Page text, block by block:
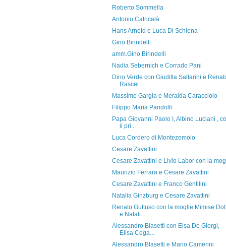
Roberto Sommella
Antonio Catricalà
Hans Arnold e Luca Di Schiena
Gino Birindelli
amm.Gino Birindelli
Nadia Sebernich e Corrado Pani
Dino Verde con Giuditta Saltarini e
Rascel
Massimo Gargia e Meralda Caracciolo
Filippo Maria Pandolfi
Papa Giovanni Paolo I, Albino Luciani ,
il pri...
Luca Cordero di Montezemolo
Cesare Zavattini
Cesare Zavattini e Livio Labor con la
Maurizio Ferrara e Cesare Zavattini
Cesare Zavattini e Franco Gentilini
Natalia Ginzburg e Cesare Zavattini
Renato Guttuso con la moglie Mimise
e Natali...
Alessandro Blasetti con Elsa De Giorgi,
Elisa Cega...
Alessandro Blasetti e Mario Camerini